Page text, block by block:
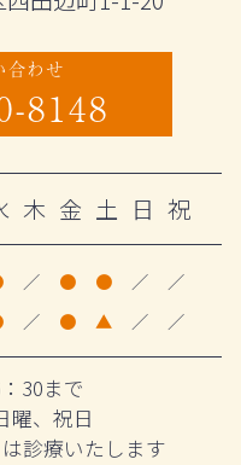
合わせ
8148
木 金 土 日 祝
／ ● ● ／ ／
／ ● ▲ ／ ／
30まで
曜、祝日
診療いたします